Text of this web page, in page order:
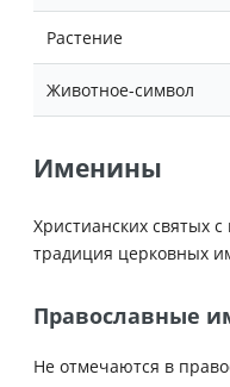
Растение
Животное-символ
Именины
Христианских святых
традиция церковных
Православные
Не отмечаются в